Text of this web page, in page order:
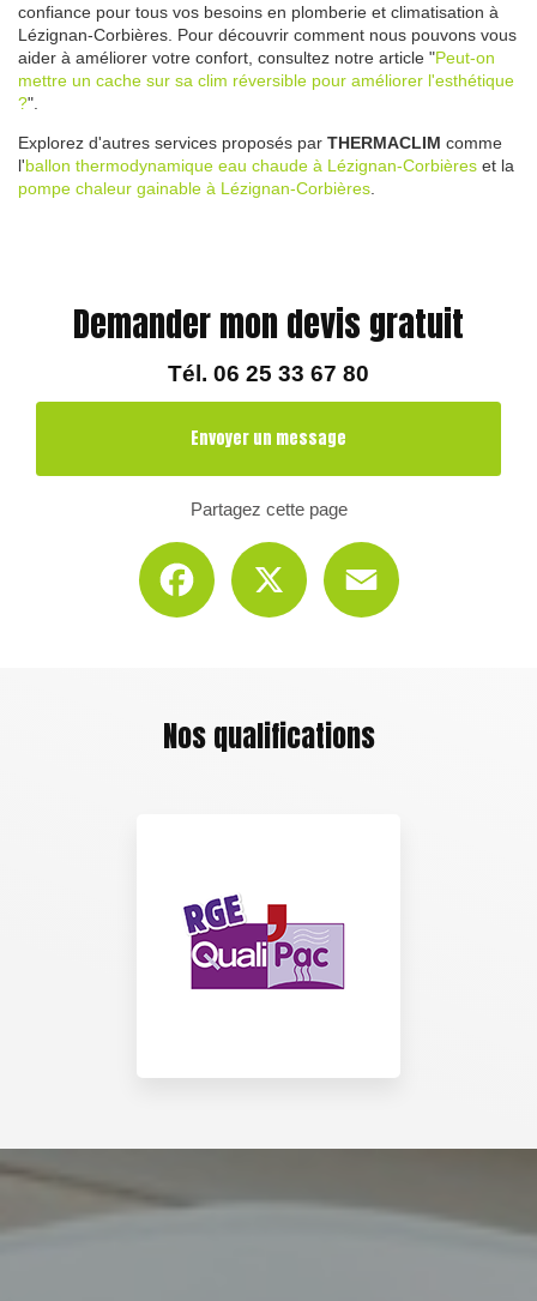
confiance pour tous vos besoins en plomberie et climatisation à
Lézignan-Corbières. Pour découvrir comment nous pouvons vous
aider à améliorer votre confort, consultez notre article "Peut-on
mettre un cache sur sa clim réversible pour améliorer l'esthétique
?".
Explorez d'autres services proposés par THERMACLIM comme
l'ballon thermodynamique eau chaude à Lézignan-Corbières et la
pompe chaleur gainable à Lézignan-Corbières
Demander mon devis gratuit
Tél. 06 25 33 67 80
Envoyer un message
Partagez cette page
Facebook
Nos qualifications